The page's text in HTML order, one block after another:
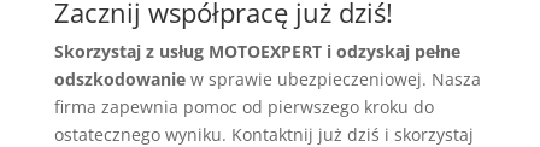
Zacznij współpracę już dziś!
Skorzystaj z usług MOTOEXPERT i odzyskaj pełne
odszkodowaniew sprawie ubezpieczeniowej. Nasza
firma zapewnia pomoc od pierwszego kroku do
ostatecznego wyniku. Kontaktnij już dziś i skorzystaj